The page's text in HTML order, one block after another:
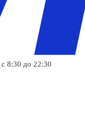
8:30 до 22:30